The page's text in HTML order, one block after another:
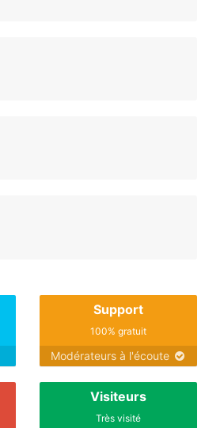
Support
100% gratuit
Modérateurs à l'écoute
Visiteurs
Très visité